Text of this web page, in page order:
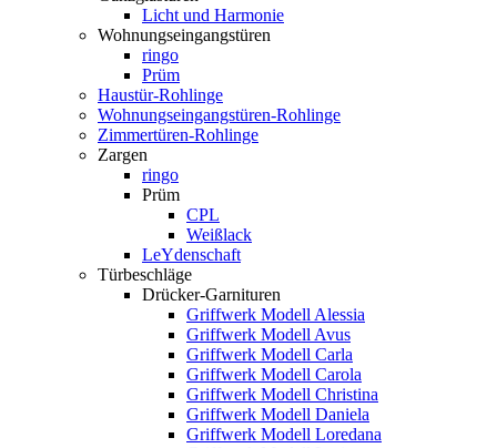
Licht und Harmonie
Wohnungseingangstüren
ringo
Prüm
Haustür-Rohlinge
Wohnungseingangstüren-Rohlinge
Zimmertüren-Rohlinge
Zargen
ringo
Prüm
CPL
Weißlack
LeYdenschaft
Türbeschläge
Drücker-Garnituren
Griffwerk Modell Alessia
Griffwerk Modell Avus
Griffwerk Modell Carla
Griffwerk Modell Carola
Griffwerk Modell Christina
Griffwerk Modell Daniela
Griffwerk Modell Loredana